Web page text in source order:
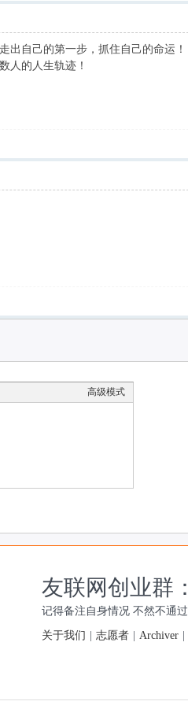
自己的第一步，抓住自己的命运！
人的人生轨迹！
高级模式
友联网创业群：
记得备注自身情况 不然不通过
关于我们 志愿者 Archiver